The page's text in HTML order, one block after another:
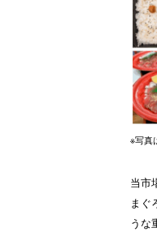
※写真
当市
まぐ
うな